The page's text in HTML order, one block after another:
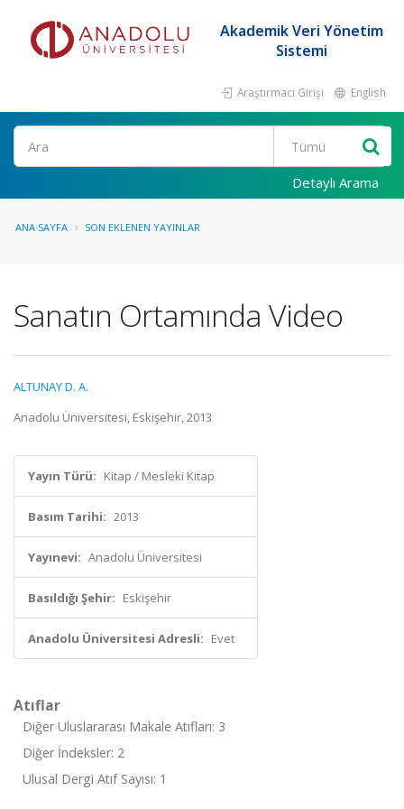
Akademik Veri Yönetim
Sistemi
Araştırmacı Girişi English
Ara
Detaylı Arama
ANA SAYFA SON EKLENEN YAYINLAR
Sanatın Ortamında Video
ALTUNAY D. A.
Anadolu Üniversitesi, Eskişehir, 2013
Yayın Türü: Kitap / Mesleki Kitap
Basım Tarihi: 2013
Yayınevi: Anadolu Üniversitesi
Basıldığı Şehir: Eskişehir
Anadolu Üniversitesi Adresli: Evet
Atıflar
Diğer Uluslararası Makale Atıfları: 3
Diğer İndeksler: 2
Ulusal Dergi Atıf Sayısı: 1